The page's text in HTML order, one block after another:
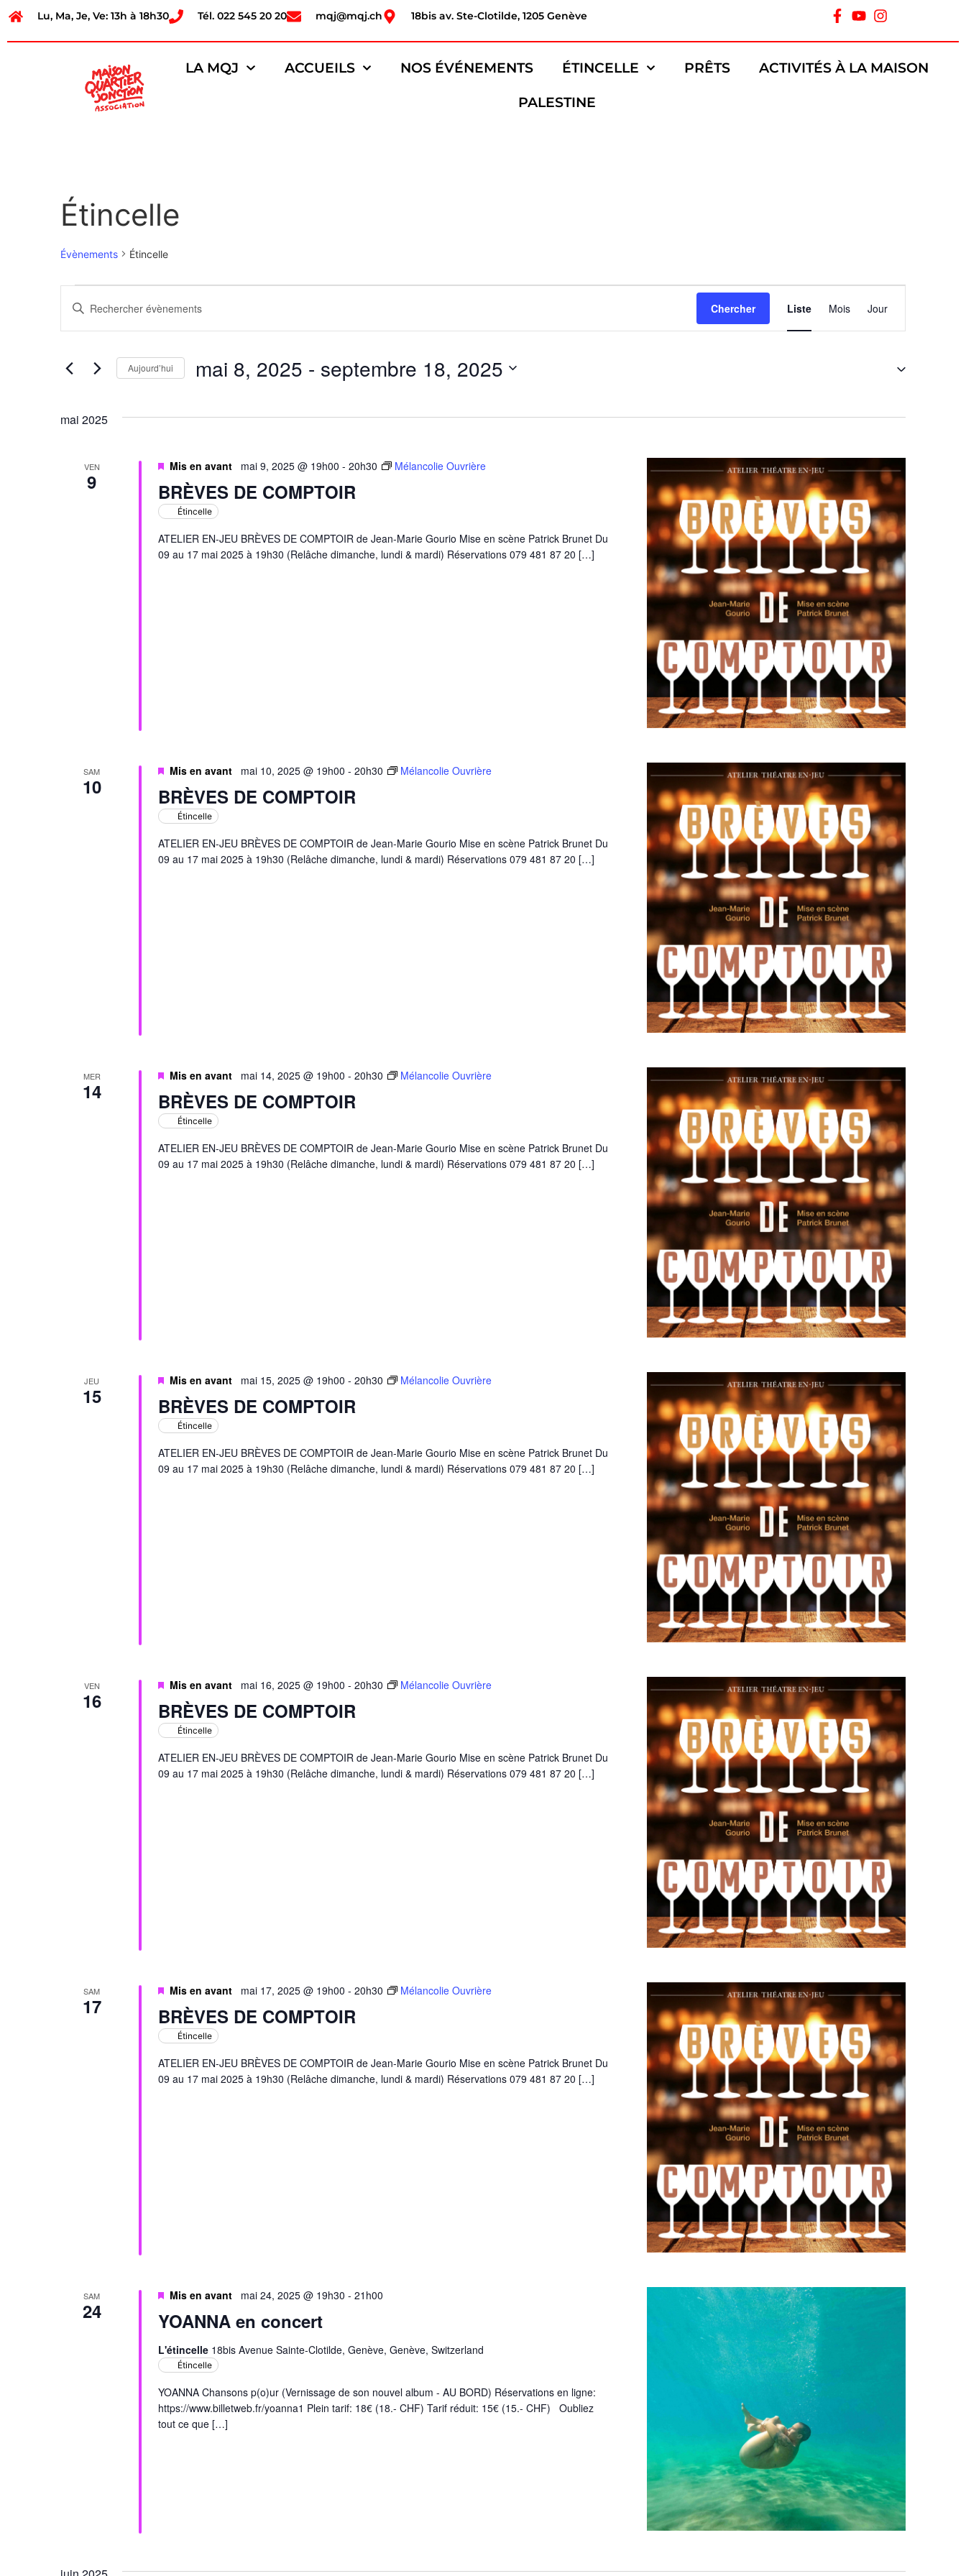
Lu, Ma, Je, Ve: 13h à 18h30 Tél. 022 545 20 20 mqj@mqj.ch 18bis av. Ste-Clotilde, 1205 Genève
LA MQJ ACCUEILS NOS ÉVÉNEMENTS ÉTINCELLE PRÊTS ACTIVITÉS À LA MAISON
PALESTINE
Étincelle
Évènements Étincelle
Recherche
et
navigation
de
Saisir
mot-
Rechercher
mot-
Chercher
de
Évènement
Liste Mois Jour
Aujourd’hui mai 8, 2025 - septembre 18, 2025
mai 2025
VEN
9 BRÈVES DE COMPTOIR
Mis en avant mai 9, 2025 @ 19h00 - 20h30 Mélancolie Ouvrière
Étincelle
ATELIER EN-JEU BRÈVES DE COMPTOIR de Jean-Marie Gourio Mise en scène Patrick Brunet Du
09 au 17 mai 2025 à 19h30 (Relâche dimanche, lundi & mardi) Réservations 079 481 87 20 […]
SAM
10 BRÈVES DE COMPTOIR
Mis en avant mai 10, 2025 @ 19h00 - 20h30 Mélancolie Ouvrière
Étincelle
ATELIER EN-JEU BRÈVES DE COMPTOIR de Jean-Marie Gourio Mise en scène Patrick Brunet Du
09 au 17 mai 2025 à 19h30 (Relâche dimanche, lundi & mardi) Réservations 079 481 87 20 […]
MER
14 BRÈVES DE COMPTOIR
Mis en avant mai 14, 2025 @ 19h00 - 20h30 Mélancolie Ouvrière
Étincelle
ATELIER EN-JEU BRÈVES DE COMPTOIR de Jean-Marie Gourio Mise en scène Patrick Brunet Du
09 au 17 mai 2025 à 19h30 (Relâche dimanche, lundi & mardi) Réservations 079 481 87 20 […]
JEU
15 BRÈVES DE COMPTOIR
Mis en avant mai 15, 2025 @ 19h00 - 20h30 Mélancolie Ouvrière
Étincelle
ATELIER EN-JEU BRÈVES DE COMPTOIR de Jean-Marie Gourio Mise en scène Patrick Brunet Du
09 au 17 mai 2025 à 19h30 (Relâche dimanche, lundi & mardi) Réservations 079 481 87 20 […]
VEN
16 BRÈVES DE COMPTOIR
Mis en avant mai 16, 2025 @ 19h00 - 20h30 Mélancolie Ouvrière
Étincelle
ATELIER EN-JEU BRÈVES DE COMPTOIR de Jean-Marie Gourio Mise en scène Patrick Brunet Du
09 au 17 mai 2025 à 19h30 (Relâche dimanche, lundi & mardi) Réservations 079 481 87 20 […]
SAM
17 BRÈVES DE COMPTOIR
Mis en avant mai 17, 2025 @ 19h00 - 20h30 Mélancolie Ouvrière
Étincelle
ATELIER EN-JEU BRÈVES DE COMPTOIR de Jean-Marie Gourio Mise en scène Patrick Brunet Du
09 au 17 mai 2025 à 19h30 (Relâche dimanche, lundi & mardi) Réservations 079 481 87 20 […]
SAM
24 YOANNA en concert
Mis en avant mai 24, 2025 @ 19h30 - 21h00
L'étincelle 18bis Avenue Sainte-Clotilde, Genève, Genève, Switzerland
Étincelle
YOANNA Chansons p(o)ur (Vernissage de son nouvel album - AU BORD) Réservations en ligne:
https://www.billetweb.fr/yoanna1 Plein tarif: 18€ (18.- CHF) Tarif réduit: 15€ (15.- CHF) Oubliez
tout ce que […]